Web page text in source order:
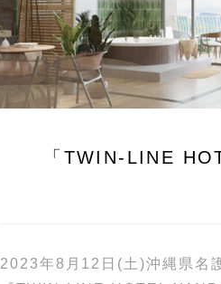
「TWIN-LINE
2023年8月12日(土)沖縄県名